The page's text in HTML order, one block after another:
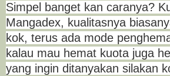
Simpel banget kan caranya?
Mangadex, kualitasnya
kok, terus ada mode
kalau mau hemat kuota juga
yang ingin ditanyakan silakan